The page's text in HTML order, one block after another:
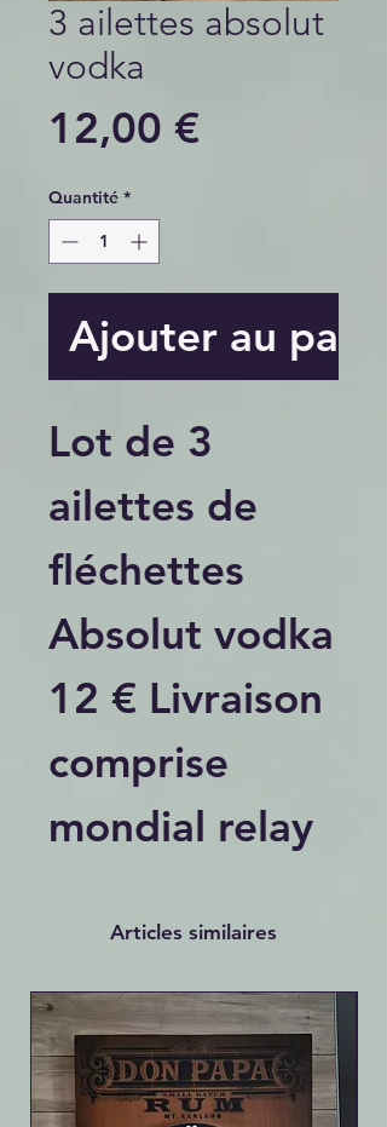
3 ailettes absolut
vodka
12,00 €Prix
Quantité *
Ajouter au
Lot de 3
ailettes de
fléchettes
Absolut vodka
12 € Livraison
comprise
mondial relay
Articles similaires